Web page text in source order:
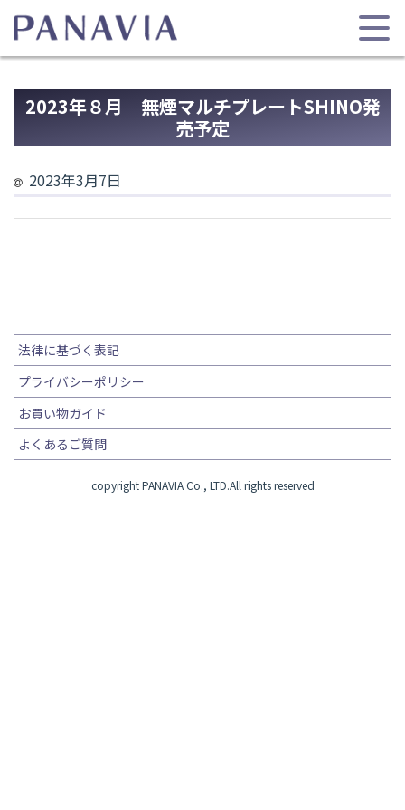
2023年８月 無煙マルチプレートSHINO発
売予定
2023年3月7日
法律に基づく表記
プライバシーポリシー
お買い物ガイド
よくあるご質問
copyright PANAVIA Co., LTD.All rights reserved